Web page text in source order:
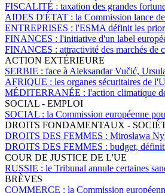
FISCALITÉ : taxation des grandes
AIDES D'ÉTAT : la Commission lance
ENTREPRISES : l'ESMA définit les
FINANCES : l'initiative d'un label
FINANCES : attractivité des marchés de
ACTION EXTÉRIEURE
SERBIE : face à Aleksandar Vučić,
AFRIQUE : les organes sécuritaires de
MÉDITERRANÉE : l'action climatique
SOCIAL - EMPLOI
SOCIAL : la Commission européenne
DROITS FONDAMENTAUX -
DROITS DES FEMMES : Mirosława
DROITS DES FEMMES : budget,
COUR DE JUSTICE DE L'UE
RUSSIE : le Tribunal annule certaines
BRÈVES
COMMERCE : la Commission